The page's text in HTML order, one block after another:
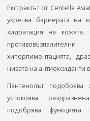
Екстрактът от Centella
укрепва бариерата на
хидратация на
хиперпиментацията,
нивата на антиоксиданти
Пантенолът подобрява
успокоява
подобрява